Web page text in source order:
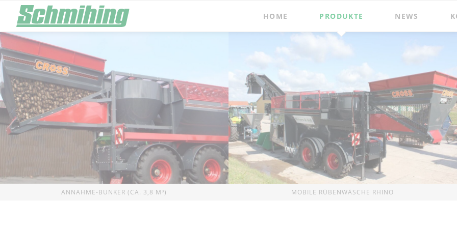
HOME PRODUKTE
Ballengreifer
Bale Gripper
Hochkippschaufel
High Tip Bucket
Big Bag Füller
Volumenschaufel Ladetechnik
Premium
Strohmühle
Piranha
Boxeneinstreu
Boxeneinstreugerät
Bedding Master Profi
Fütter- und Einstreumaschine
Bale Master
Single Feeder
Double Feeder
Uni Feeder
Mini Mix
Zubehör
Siloentnahmetechnik Rübenbearbeitung Feststoffe Zubehör
NEWS
ANNAHME-BUNKER (CA. 3,8 M³) MOBILE RÜBENWÄSCHE RHINO